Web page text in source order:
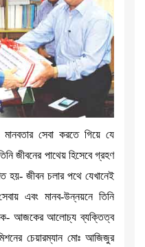
মানবতার সেবা করতে গিয়ে যে
জীবনের পাথেয় হিসেবে গ্রহণ
জীবন চলার পথে যেখানেই
এবং মানব-উন্নয়নে তিনি
আজকের আলোচ্য ব্যক্তিত্ব
চেয়ারম্যান মোঃ আজিজুর